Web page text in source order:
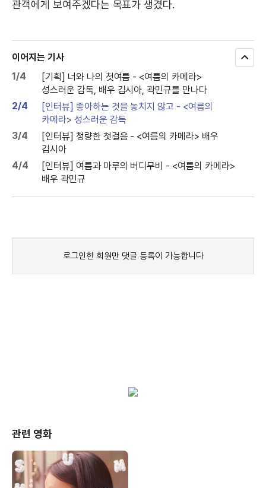
관객에게 보여주겠다는 목표가 생겼다.
이어지는 기사
1/4
[기획] 너와 나의 첫여름 - <여름의 카메라>
성스러운 감독, 배우 김시아, 곽민규를 만나다
2/4
[인터뷰] 좋아하는 것을 놓치지 않고 - <여름의
카메라> 성스러운 감독
3/4
[인터뷰] 청량한 첫걸음 - <여름의 카메라> 배우
김시아
4/4
[인터뷰] 여름과 마루의 버디무비 - <여름의 카메라>
배우 곽민규
모
관련 영화